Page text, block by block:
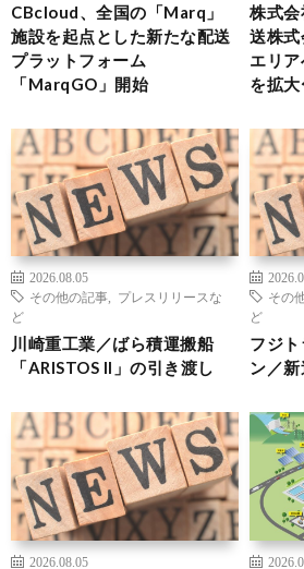
CBcloud、全国の「Marq」
施設を起点とした新たな配送
プラットフォーム
「MarqGO」開始
株式
送株
エリ
を拡大
2026.08.05
その他の記事
プレスリリースな
ど
川崎重工業／ばら積運搬船
「ARISTOS II」の引き渡し
その
ど
フジ
ン／
2026.08.05